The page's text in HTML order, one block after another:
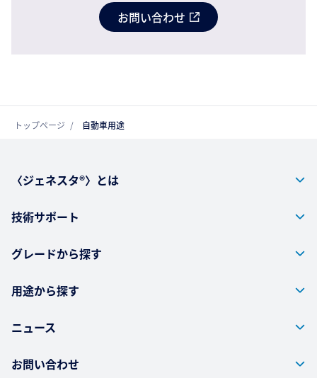
お問い合わせ
トップページ 自動車用途
〈ジェネスタ®〉とは
技術サポート
グレードから探す
用途から探す
ニュース
お問い合わせ